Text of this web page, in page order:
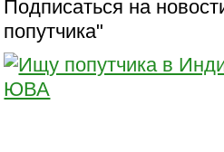
Подписаться на
попутчика"